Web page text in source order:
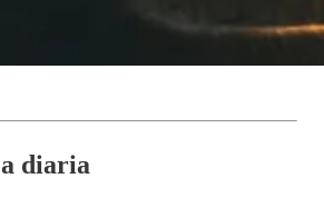
diaria